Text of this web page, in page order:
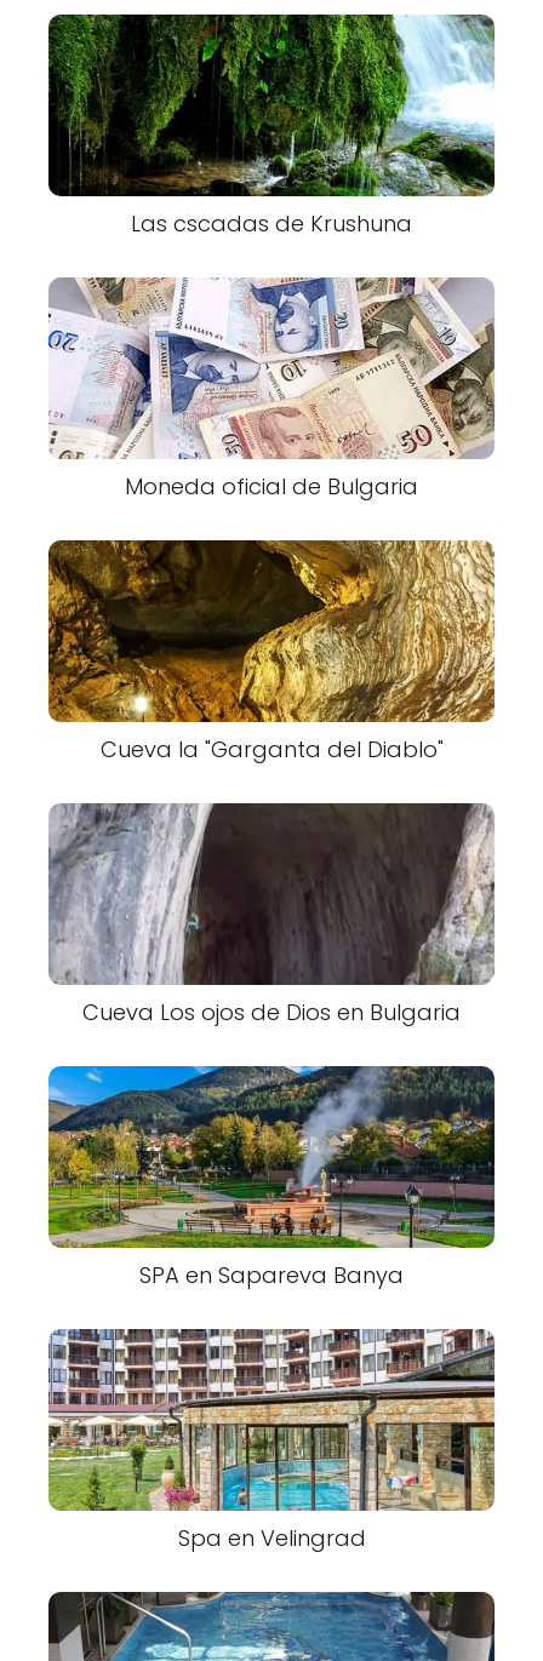
Las cscadas de Krushuna
Moneda oficial de Bulgaria
Cueva la "Garganta del Diablo"
Cueva Los ojos de Dios en Bulgaria
SPA en Sapareva Banya
Spa en Velingrad